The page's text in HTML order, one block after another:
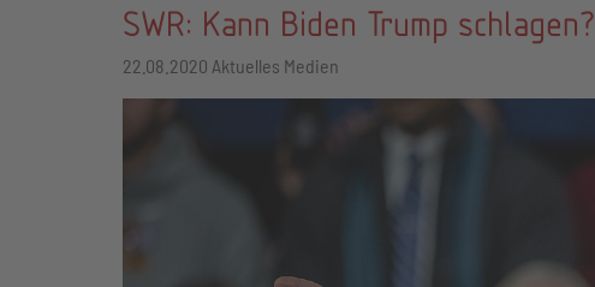
SWR: Kann Biden Trump schlagen?
22.08.2020 Aktuelles Medien